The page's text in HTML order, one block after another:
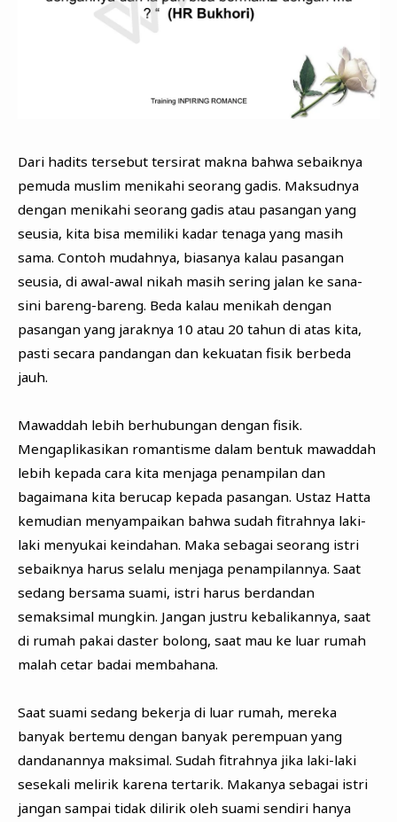
Dari hadits tersebut tersirat makna bahwa sebaiknya
pemuda muslim menikahi seorang gadis. Maksudnya
dengan menikahi seorang gadis atau pasangan yang
seusia, kita bisa memiliki kadar tenaga yang masih
sama. Contoh mudahnya, biasanya kalau pasangan
seusia, di awal-awal nikah masih sering jalan ke sana-
sini bareng-bareng. Beda kalau menikah dengan
pasangan yang jaraknya 10 atau 20 tahun di atas kita,
pasti secara pandangan dan kekuatan fisik berbeda
jauh.
Mawaddah lebih berhubungan dengan fisik.
Mengaplikasikan romantisme dalam bentuk mawaddah
lebih kepada cara kita menjaga penampilan dan
bagaimana kita berucap kepada pasangan. Ustaz Hatta
kemudian menyampaikan bahwa sudah fitrahnya laki-
laki menyukai keindahan. Maka sebagai seorang istri
sebaiknya harus selalu menjaga penampilannya. Saat
sedang bersama suami, istri harus berdandan
semaksimal mungkin. Jangan justru kebalikannya, saat
di rumah pakai daster bolong, saat mau ke luar rumah
malah cetar badai membahana.
Saat suami sedang bekerja di luar rumah, mereka
banyak bertemu dengan banyak perempuan yang
dandanannya maksimal. Sudah fitrahnya jika laki-laki
sesekali melirik karena tertarik. Makanya sebagai istri
jangan sampai tidak dilirik oleh suami sendiri hanya